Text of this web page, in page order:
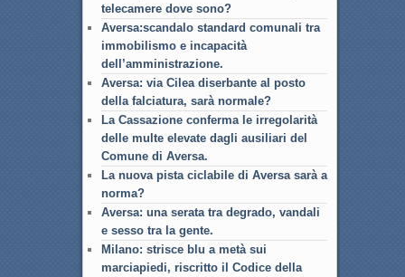
telecamere dove sono?
Aversa:scandalo standard comunali tra
immobilismo e incapacità
dell’amministrazione.
Aversa: via Cilea diserbante al posto
della falciatura, sarà normale?
La Cassazione conferma le irregolarità
delle multe elevate dagli ausiliari del
Comune di Aversa.
La nuova pista ciclabile di Aversa sarà a
norma?
Aversa: una serata tra degrado, vandali
e sesso tra la gente.
Milano: strisce blu a metà sui
marciapiedi, riscritto il Codice della